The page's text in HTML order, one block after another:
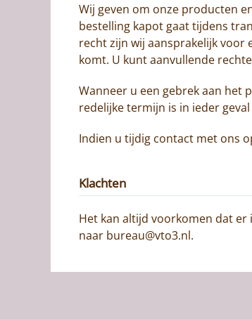
Wij geven om onze producten
bestelling kapot gaat tijdens
recht zijn wij aansprakelijk voor
komt. U kunt aanvullende
Wanneer u een gebrek aan het
redelijke termijn is in ieder
Indien u tijdig contact met ons
Klachten
Het kan altijd voorkomen dat er
naar bureau@vto3.nl.